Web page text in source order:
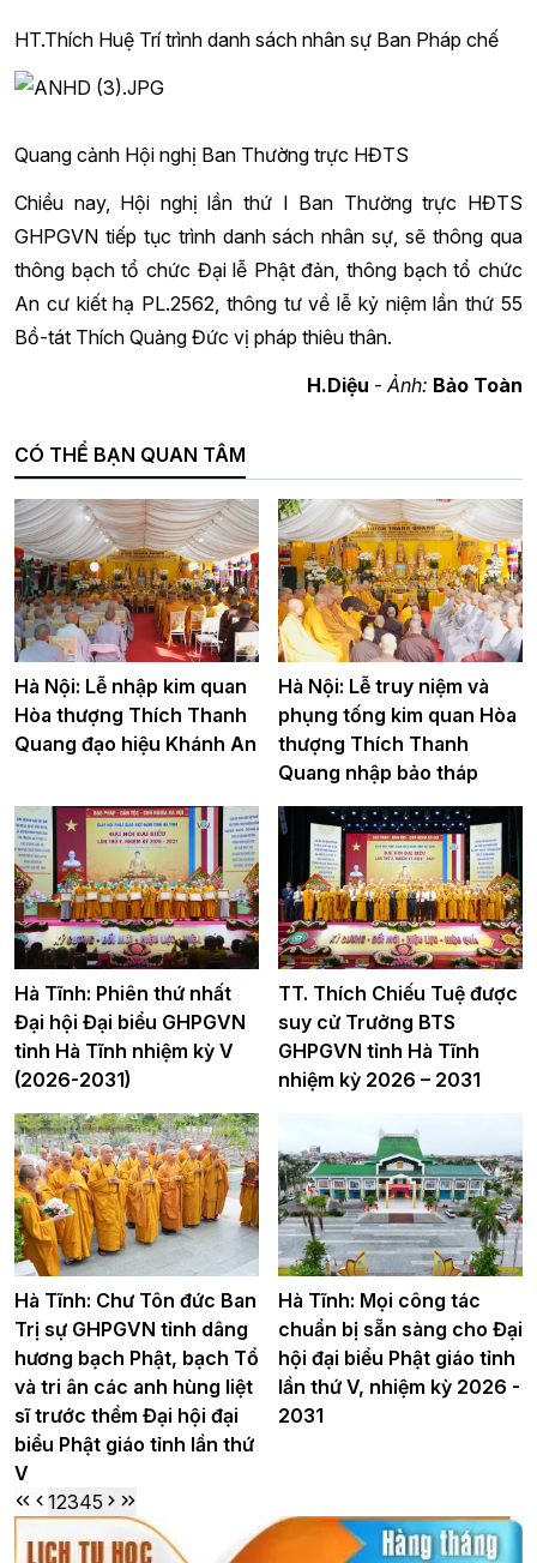
HT.Thích Huệ Trí trình danh sách nhân sự Ban Pháp chế
Quang cảnh Hội nghị Ban Thường trực HĐTS
Chiều nay, Hội nghị lần thứ I Ban Thường trực HĐTS
GHPGVN tiếp tục trình danh sách nhân sự, sẽ thông qua
thông bạch tổ chức Đại lễ Phật đản, thông bạch tổ chức
An cư kiết hạ PL.2562, thông tư về lễ kỷ niệm lần thứ 55
Bồ-tát Thích Quảng Đức vị pháp thiêu thân.
H.Diệu -Ảnh: Bảo Toàn
CÓ THỂ BẠN QUAN TÂM
Hà Nội: Lễ nhập kim quan
Hòa thượng Thích Thanh
Quang đạo hiệu Khánh An
Hà Nội: Lễ truy niệm và
phụng tống kim quan Hòa
thượng Thích Thanh
Quang nhập bảo tháp
Hà Tĩnh: Phiên thứ nhất
Đại hội Đại biểu GHPGVN
tỉnh Hà Tĩnh nhiệm kỳ V
(2026-2031)
TT. Thích Chiếu Tuệ được
suy cử Trưởng BTS
GHPGVN tỉnh Hà Tĩnh
nhiệm kỳ 2026 – 2031
Hà Tĩnh: Chư Tôn đức Ban
Trị sự GHPGVN tỉnh dâng
hương bạch Phật, bạch Tổ
và tri ân các anh hùng liệt
sĩ trước thềm Đại hội đại
biểu Phật giáo tỉnh lần thứ
V
Hà Tĩnh: Mọi công tác
chuẩn bị sẵn sàng cho Đại
hội đại biểu Phật giáo tỉnh
lần thứ V, nhiệm kỳ 2026 -
2031
12345